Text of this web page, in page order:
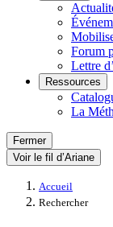
Forum
Lettre
Ressources
La
Fermer
Voir le fil d’Ariane
Accueil
Rechercher